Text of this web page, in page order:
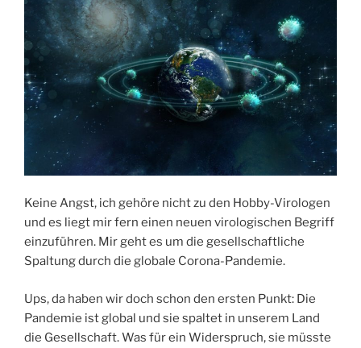
Keine Angst, ich gehöre nicht zu den Hobby-Virologen
und es liegt mir fern einen neuen virologischen Begriff
einzuführen. Mir geht es um die gesellschaftliche
Spaltung durch die globale Corona-Pandemie.
Ups, da haben wir doch schon den ersten Punkt: Die
Pandemie ist global und sie spaltet in unserem Land
die Gesellschaft. Was für ein Widerspruch, sie müsste